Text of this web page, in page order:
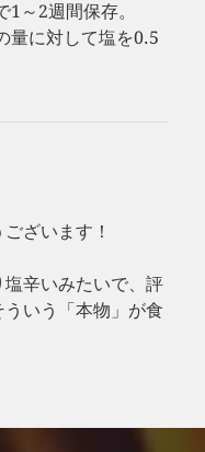
～2週間保存。
量に対して塩を0.5
ざいます！
辛いみたいで、評
いう「本物」が食